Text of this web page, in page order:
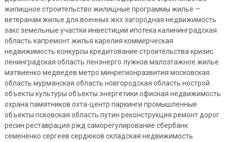
жилищное строительство жилищные программы жилье —
ветеранам жилье для военных жкх загородная недвижимость
закс земельные участки инвестиции ипотека калининградская
область капремонт жилья карелия коммерческая
недвижимость конкурсы кредитование строительства кризис
ленинградская область ленэнерго лужков малоэтажное жилье
матвиенко медведев метро минрегионразвития московская
область мурманская область новгородская область нострой
объекты культуры объекты энергетики офисная недвижимость
охрана памятников охта-центр паркинги промышленные
объекты псковская область путин реконструкция ремонт дорог
ресин реставрация ржд саморегулирование сбербанк
семененко сергеев сердюков складская недвижимость